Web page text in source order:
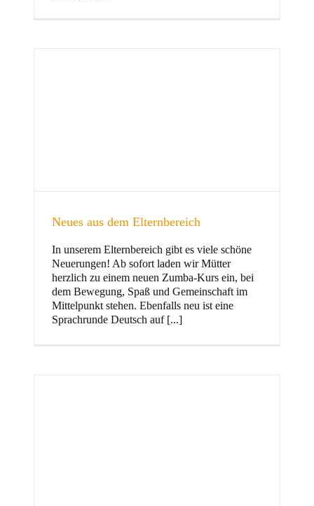
Kinder
Neues aus dem Elternbereich
In unserem Elternbereich gibt es viele schöne
Neuerungen! Ab sofort laden wir Mütter
herzlich zu einem neuen Zumba-Kurs ein, bei
dem Bewegung, Spaß und Gemeinschaft im
Mittelpunkt stehen. Ebenfalls neu ist eine
Sprachrunde Deutsch auf [...]